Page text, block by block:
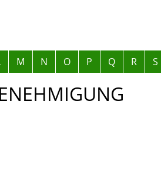
M N O P Q R S